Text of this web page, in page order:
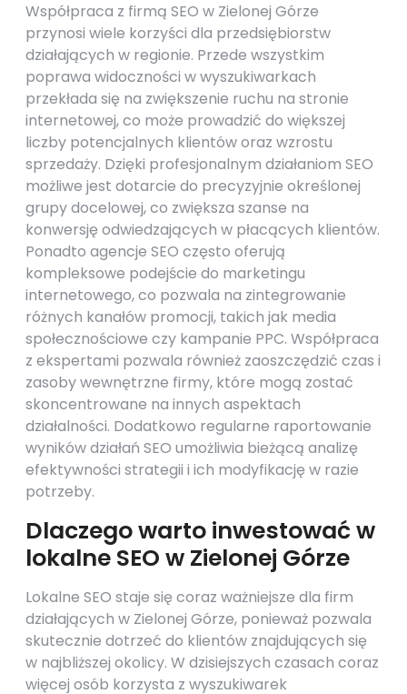
Współpraca z firmą SEO w Zielonej Górze
przynosi wiele korzyści dla przedsiębiorstw
działających w regionie. Przede wszystkim
poprawa widoczności w wyszukiwarkach
przekłada się na zwiększenie ruchu na stronie
internetowej, co może prowadzić do większej
liczby potencjalnych klientów oraz wzrostu
sprzedaży. Dzięki profesjonalnym działaniom SEO
możliwe jest dotarcie do precyzyjnie określonej
grupy docelowej, co zwiększa szanse na
konwersję odwiedzających w płacących klientów.
Ponadto agencje SEO często oferują
kompleksowe podejście do marketingu
internetowego, co pozwala na zintegrowanie
różnych kanałów promocji, takich jak media
społecznościowe czy kampanie PPC. Współpraca
z ekspertami pozwala również zaoszczędzić czas i
zasoby wewnętrzne firmy, które mogą zostać
skoncentrowane na innych aspektach
działalności. Dodatkowo regularne raportowanie
wyników działań SEO umożliwia bieżącą analizę
efektywności strategii i ich modyfikację w razie
potrzeby.
Dlaczego warto inwestować w
lokalne SEO w Zielonej Górze
Lokalne SEO staje się coraz ważniejsze dla firm
działających w Zielonej Górze, ponieważ pozwala
skutecznie dotrzeć do klientów znajdujących się
w najbliższej okolicy. W dzisiejszych czasach coraz
więcej osób korzysta z wyszukiwarek